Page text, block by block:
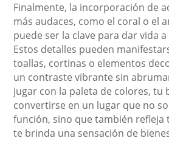
Finalmente, la incorporación de
más audaces, como el coral o el
puede ser la clave para dar vida
Estos detalles pueden
toallas, cortinas o elementos
un contraste vibrante sin
jugar con la paleta de colores, tu
convertirse en un lugar que no
función, sino que también refleja
te brinda una sensación de